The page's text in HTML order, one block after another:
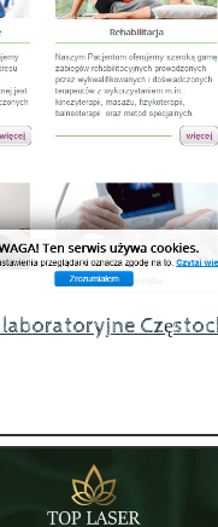
laboratoryjne